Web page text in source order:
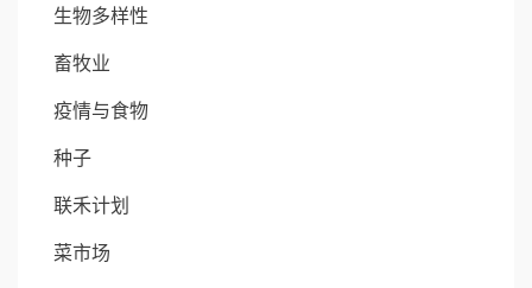
生物多样性
畜牧业
疫情与食物
种子
联禾计划
菜市场